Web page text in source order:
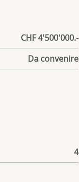
CHF 4'500'000.-
Da convenire
4